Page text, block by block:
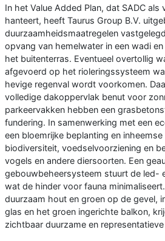
In het Value Added Plan, dat SADC
hanteert, heeft Taurus Group B.V.
duurzaamheidsmaatregelen
opvang van hemelwater in een wadi
het buitenterras. Eventueel overtollig
afgevoerd op het rioleringssysteem
hevige regenval wordt voorkomen.
volledige dakoppervlak benut voor
parkeervakken hebben een
fundering. In samenwerking met een
een bloemrijke beplanting en
biodiversiteit, voedselvoorziening en
vogels en andere diersoorten. Een
gebouwbeheersysteem stuurt de led-
wat de hinder voor fauna
duurzaam hout en groen op de gevel,
glas en het groen ingerichte balkon,
zichtbaar duurzame en